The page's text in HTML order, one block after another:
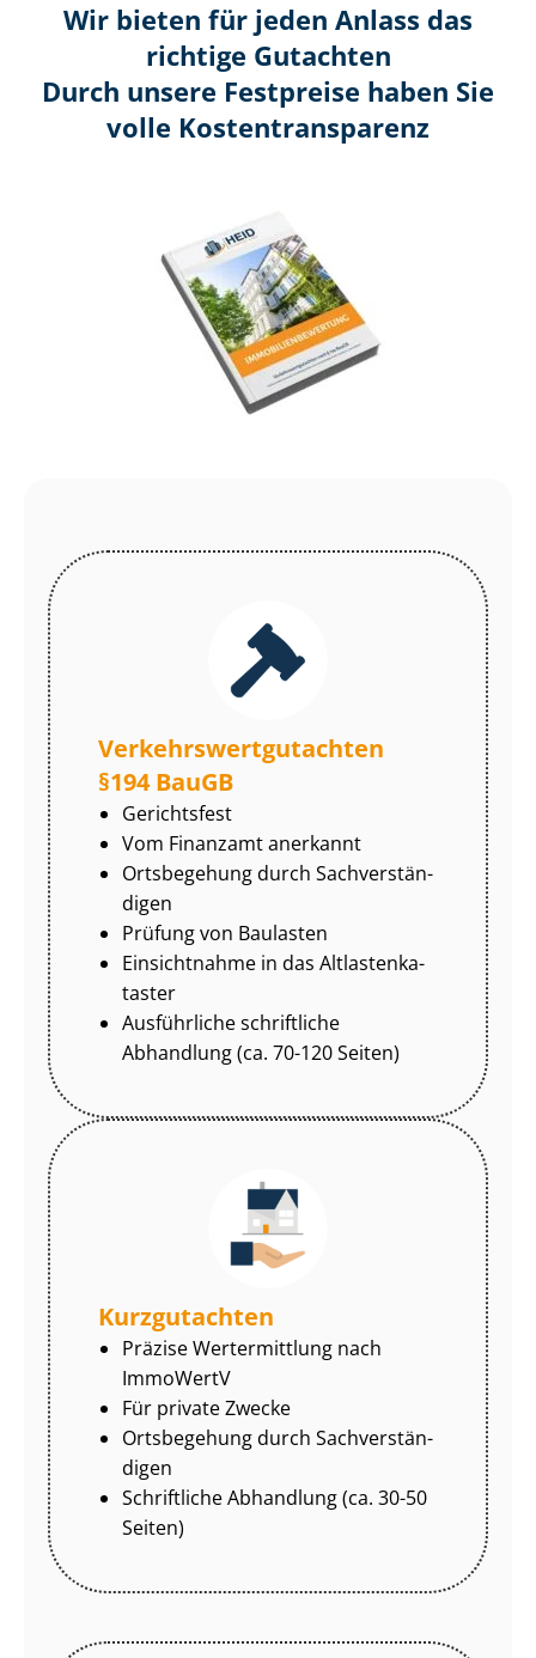
Wir bieten für jeden Anlass das
richtige Gutachten
Durch unsere Festpreise haben Sie
volle Kosten­transparenz
Ver­kehrs­wert­gut­ach­ten
§194 BauGB
Gerichtsfest
Vom Finanzamt anerkannt
Ortsbegehung durch Sach­ver­stän­
di­gen
Prüfung von Baulasten
Einsichtnahme in das Alt­las­ten­ka­
tas­ter
Ausführliche schriftliche
Abhandlung (ca. 70-120 Seiten)
Kurzgutachten
Präzise Wertermittlung nach
ImmoWertV
Für private Zwecke
Ortsbegehung durch Sach­ver­stän­
di­gen
Schriftliche Abhandlung (ca. 30-50
Seiten)